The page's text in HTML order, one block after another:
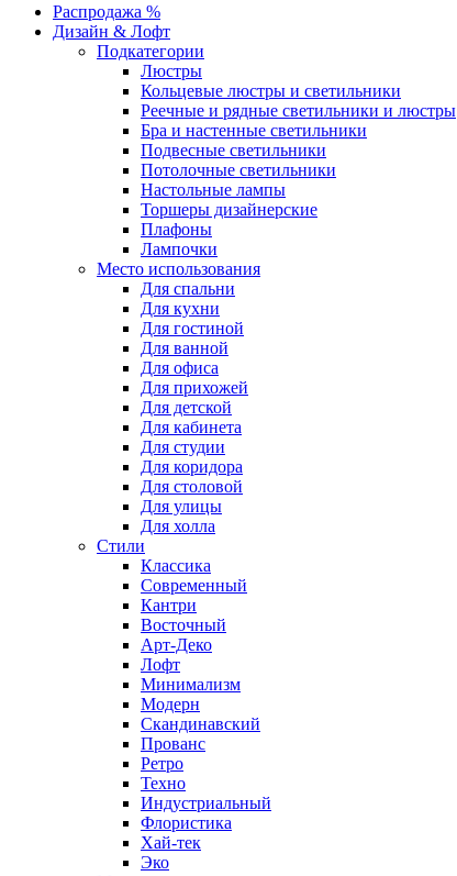
Распродажа %
Дизайн & Лофт
Подкатегории
Люстры
Кольцевые люстры и светильники
Реечные и рядные светильники и люстры
Бра и настенные светильники
Подвесные светильники
Потолочные светильники
Настольные лампы
Торшеры дизайнерские
Плафоны
Лампочки
Место использования
Для спальни
Для кухни
Для гостиной
Для ванной
Для офиса
Для прихожей
Для детской
Для кабинета
Для студии
Для коридора
Для столовой
Для улицы
Для холла
Стили
Классика
Современный
Кантри
Восточный
Арт-Деко
Лофт
Минимализм
Модерн
Скандинавский
Прованс
Ретро
Техно
Индустриальный
Флористика
Хай-тек
Эко